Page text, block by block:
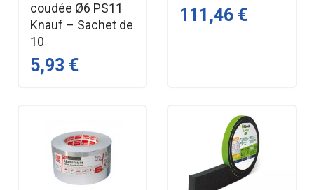
coudée Ø6 PS11
Knauf – Sachet de
10
5,93 €
111,46 €